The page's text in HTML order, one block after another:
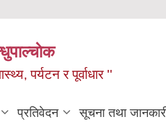
पर्यटन र पूर्वाधार ''
प्रतिवेदन सूचना तथा